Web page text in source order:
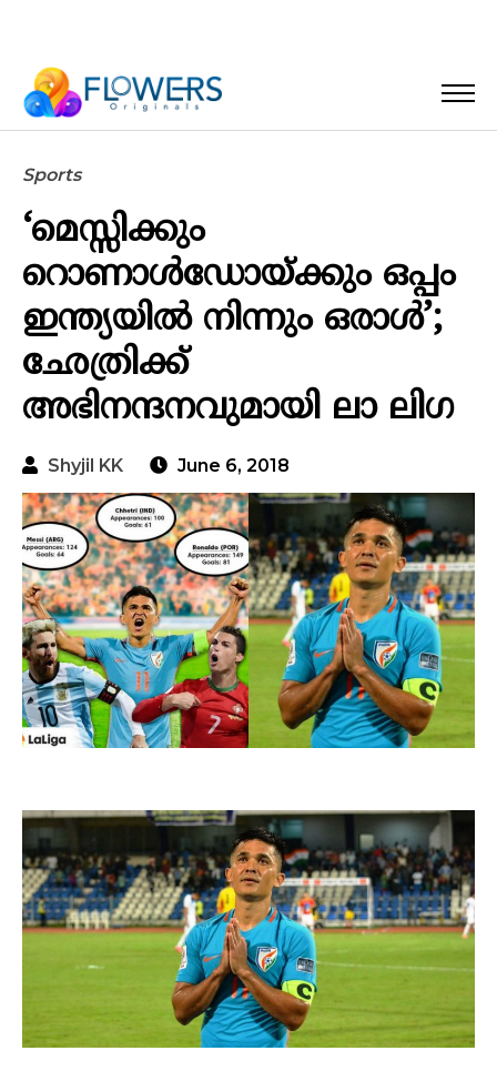
Sports
‘മെസ്സിക്കും
റൊണാൾഡോയ്ക്കും ഒപ്പം
ഇന്ത്യയിൽ നിന്നും ഒരാൾ’;
ഛേത്രിക്ക്
അഭിനന്ദനവുമായി ലാ ലിഗ
Shyjil KK June 6, 2018